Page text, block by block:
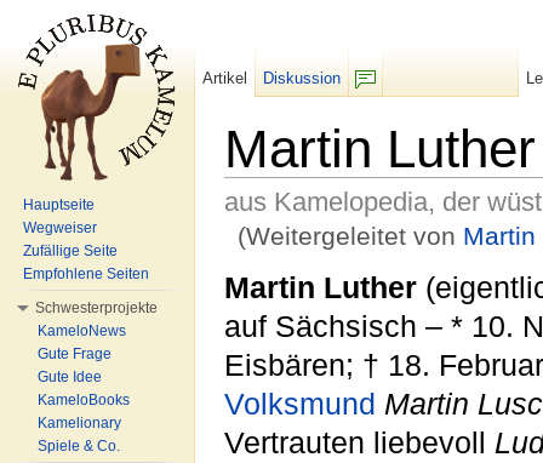
Martin Luther
aus Kamelopedia, der
(Weitergeleitet von Martin
Martin Luther
auf Sächsisch – * 10.
Eisbären; † 18.
Volksmund Martin
Vertrauten liebevoll
Artikel
Diskussion
Hauptseite
Wegweiser
Zufällige Seite
Empfohlene Seiten
Schwesterprojekte
KameloNews
Gute Frage
Gute Idee
KameloBooks
Kamelionary
Spiele & Co.